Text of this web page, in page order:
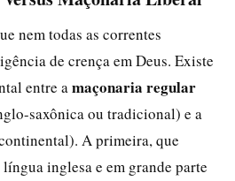
nem todas as correntes
de crença em Deus. Existe
entre a maçonaria regular
saxônica ou tradicional) e a
A primeira, que
inglesa e em grande parte